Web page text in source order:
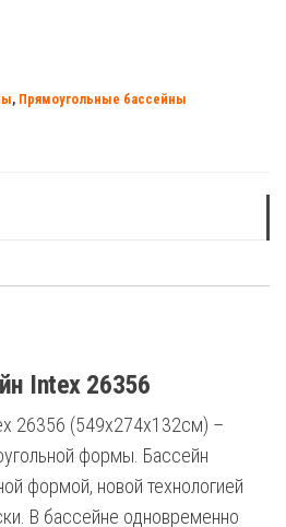
, Прямоугольные бассейны
Intex 26356
26356 (549x274x132cм) –
формы. Бассейн
формой, новой технологией
В бассейне одновременно